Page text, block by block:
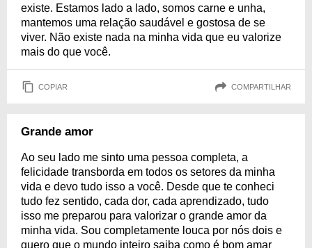
existe. Estamos lado a lado, somos carne e unha,
mantemos uma relação saudável e gostosa de se
viver. Não existe nada na minha vida que eu valorize
mais do que você.
COPIAR COMPARTILHAR
Grande amor
Ao seu lado me sinto uma pessoa completa, a
felicidade transborda em todos os setores da minha
vida e devo tudo isso a você. Desde que te conheci
tudo fez sentido, cada dor, cada aprendizado, tudo
isso me preparou para valorizar o grande amor da
minha vida. Sou completamente louca por nós dois e
quero que o mundo inteiro saiba como é bom amar